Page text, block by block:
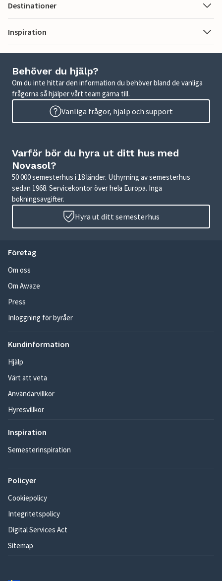
Destinationer
Inspiration
Behöver du hjälp?
Om du inte hittar den information du behöver bland de vanliga
frågorna så hjälper vårt team gärna till.
Vanliga frågor, hjälp och support
Varför bör du hyra ut ditt hus med
Novasol?
50 000 semesterhus i 18 länder. Uthyrning av semesterhus
sedan 1968. Servicekontor över hela Europa. Inga
bokningsavgifter.
Hyra ut ditt semesterhus
Företag
Om oss
Om Awaze
Press
Inloggning för byråer
Kundinformation
Hjälp
Värt att veta
Användarvillkor
Hyresvillkor
Inspiration
Semesterinspiration
Policyer
Cookiepolicy
Integritetspolicy
Digital Services Act
Sitemap